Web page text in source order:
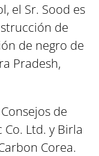
el Sr. Sood es
de
de negro de
Pradesh,
de
Ltd. y Birla
Corea.